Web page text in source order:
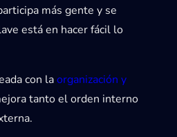
más gente y se
está en hacer fácil lo
con laorganización y
tanto el orden interno